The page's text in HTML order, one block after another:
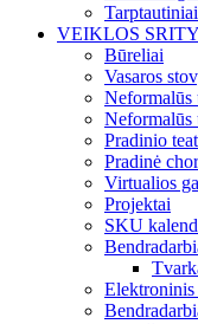
VEIKLOS
Būreliai
Vasaros
Neformalūs
Neformalūs
Pradinio
Pradinė
Virtualios
Projektai
SKU
Elektroninis